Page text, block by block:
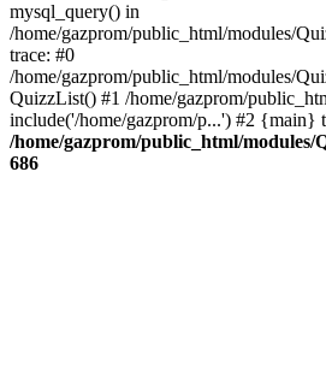
mysql_query() in
/home/gazprom/public_html/modules/
trace: #0
/home/gazprom/public_html/modules/
QuizzList() #1 /home/gazprom/
include('/home/gazprom/p...') #2 {main}
/home/gazprom/public_html/modules/
686